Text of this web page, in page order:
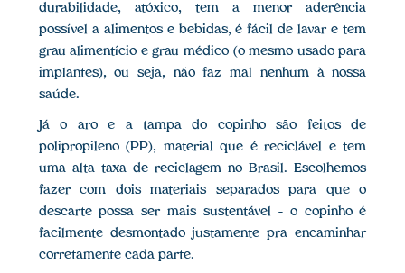
durabilidade, atóxico, tem a menor aderência
possível a alimentos e bebidas, é fácil de lavar e tem
grau alimentício e grau médico (o mesmo usado para
implantes), ou seja, não faz mal nenhum à nossa
saúde.
Já o aro e a tampa do copinho são feitos de
polipropileno (PP), material que é reciclável e tem
uma alta taxa de reciclagem no Brasil. Escolhemos
fazer com dois materiais separados para que o
descarte possa ser mais sustentável – o copinho é
facilmente desmontado justamente pra encaminhar
corretamente cada parte.